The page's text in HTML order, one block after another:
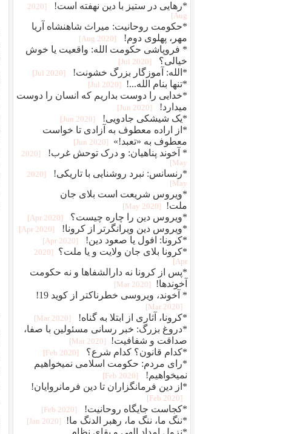
*رهایی در ستیز با دین نهفته است!
[2020
Aug]
*حکومت روحانیت: میراث شاهنشاه آریا
مهر، پهلوی دوم!
[2020 Aug]
* فروپاشی حکومت الله: واقعیت یا خوش
خیالی؟
[2020 Jul]
*الله: آموزگار بزرگ خشونت! [2020 Jul]
*تنها بنام الله...! [2020 Jul]
*خدایی را دوست بداریم که انسان را دوست
میدارد!
[2020 Jun]
*یک شیشکی جادویی! [2020 Jun]
*از اراده معطوف به آزادی تا خواست
معطوف به «تعبد!»
[2020 Jun]
* آخوند پناهیان: و درک توحش غرب!
[2020
May]
*رنسانس: نبرد روشنایی با تاریکی!
[2020
May]
*ویروس شریعت است بلای جان
ملت!
[2020 May]
*ویروس دین را چاره چیست؟ [2020 Apr]
*ویروس دین ویرانگرتر از کرونا! [2020 Apr]
*کرونا: افول یا صعود دین! [2020 Apr]
*کرونا بلای جان ولایت و یا ملت؟
[2020
Apr]
*پس از کرونا نه دارالشفاها و نه حکومت
آخوندها!
[2020 Mar]
* آخوند، ویروسی خطرناکتر از کوید 19!
[2020 Mar]
*کرونا، آثاری از ابتلا به گناه! [2020 Mar]
*دروغ بزرگ: خبر رسانی مسئولین با صفا،
صداقت و شفافیت!
[2020 Mar]
*کدام قانون؟ کدام شرع؟ [2020 Feb]
*رای مردم: حکومت اسلامی نمیخواهیم
نمیخواهیم!
[2020 Feb]
*از دین فرمانگزاران تا دین فرمانروایان!
[2020 Feb]
*کجاست جایگاه روحانیت! [2020 Feb]
*ننگ ما، ننگ ما، رهبر الدنگ ما! [2020 Jan]
*نزول امداد الهی و بقای نظام